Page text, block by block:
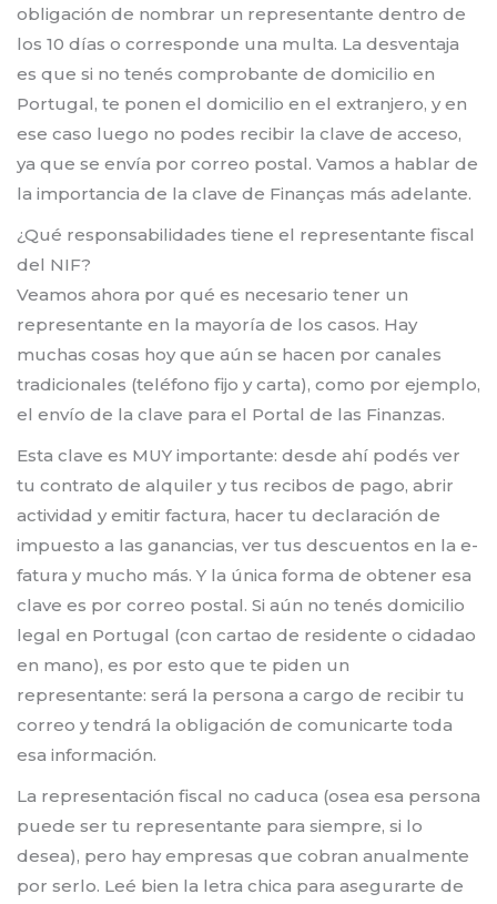
obligación de nombrar un representante dentro de
los 10 días o corresponde una multa. La desventaja
es que si no tenés comprobante de domicilio en
Portugal, te ponen el domicilio en el extranjero, y en
ese caso luego no podes recibir la clave de acceso,
ya que se envía por correo postal. Vamos a hablar de
la importancia de la clave de Finanças más adelante.
¿Qué responsabilidades tiene el representante fiscal
del NIF?
Veamos ahora por qué es necesario tener un
representante en la mayoría de los casos. Hay
muchas cosas hoy que aún se hacen por canales
tradicionales (teléfono fijo y carta), como por ejemplo,
el envío de la clave para el Portal de las Finanzas.
Esta clave es MUY importante: desde ahí podés ver
tu contrato de alquiler y tus recibos de pago, abrir
actividad y emitir factura, hacer tu declaración de
impuesto a las ganancias, ver tus descuentos en la e-
fatura y mucho más. Y la única forma de obtener esa
clave es por correo postal. Si aún no tenés domicilio
legal en Portugal (con cartao de residente o cidadao
en mano), es por esto que te piden un
representante: será la persona a cargo de recibir tu
correo y tendrá la obligación de comunicarte toda
esa información.
La representación fiscal no caduca (osea esa persona
puede ser tu representante para siempre, si lo
desea), pero hay empresas que cobran anualmente
por serlo. Leé bien la letra chica para asegurarte de